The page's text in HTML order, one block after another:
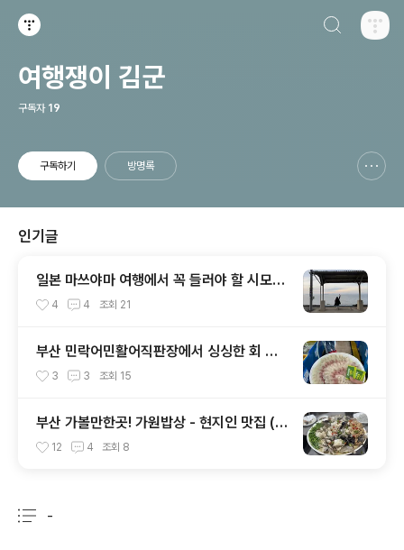
여행쟁이 김군
구독자 19
구독하기 방명록
인기글
일본 마쓰야마 여행에서 꼭 들러야 할 시모나
다역｜가는 법, 기차 시간표, 일몰까지 완벽
4 4 조회 21
부산 민락어민활어직판장에서 싱싱한 회 포
장 후기 (광안리 해변 근처 먹거리 추천)
3 3 조회 15
부산 가볼만한곳! 가원밥상 - 현지인 맛집 (웨
이팅 필수)
12 4 조회 8
-